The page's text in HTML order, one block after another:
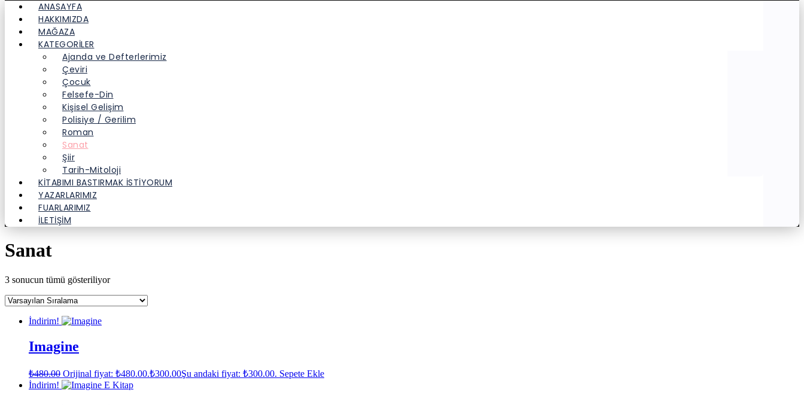
ANASAYFA
HAKKIMIZDA
MAĞAZA
KATEGORİLER
Ajanda ve Defterlerimiz
Çeviri
Çocuk
Felsefe-Din
Kişisel Gelişim
Polisiye / Gerilim
Roman
Sanat
Şiir
Tarih-Mitoloji
KITABIMI BASTIRMAK İSTIYORUM
YAZARLARIMIZ
FUARLARIMIZ
İLETİŞİM
Sanat
3 sonucun tümü gösteriliyor
İndirim!
Imagine
₺480.00 Orijinal fiyat: ₺480.00.₺300.00Şu andaki fiyat: ₺300.00. Sepete Ekle
İndirim!